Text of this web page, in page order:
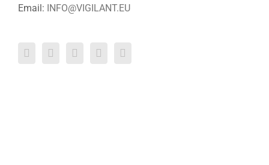
Email: INFO@VIGILANT.EU